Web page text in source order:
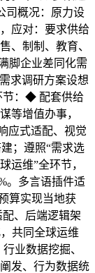
司概况：原力设
应对：要求供给
、制制、教育、
脚企业差同化需
求调研方案设想
节：◆ 配套供给
等增值办事，
应式适配、视觉
；遵照“需求选
运维”全环节，
。多言语插件适
算实现当地获
、后端逻辑架
共同全球运维
业数据挖掘、
发、行为数据统